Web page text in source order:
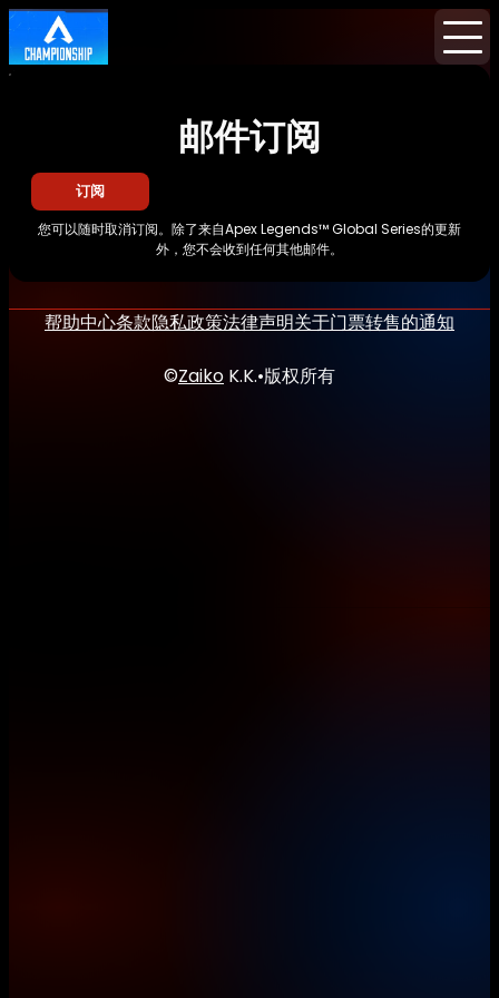
首页
邮件订阅
订阅
您可以随时取消订阅。除了来自Apex Legends™ Global Series的更新
外，您不会收到任何其他邮件。
帮助中心条款隐私政策法律声明关于门票转售的通知
©Zaiko K.K.•版权所有